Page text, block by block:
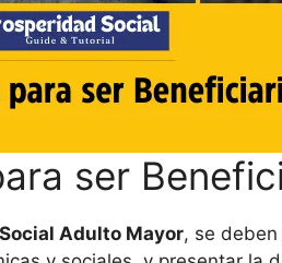
ser
Adulto Mayor, se